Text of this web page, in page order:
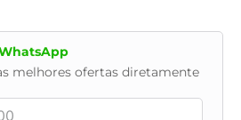
Madeira reflorestada de
e OSB.
D-23 sobre percintas
D-28 HR sobre chapas
melhores ofertas diretamente